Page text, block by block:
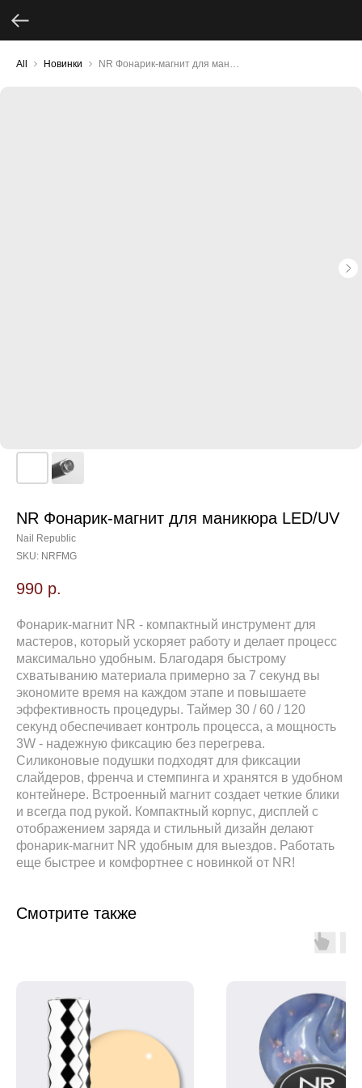
All Новинки
NR Фонарик-магнит для маникюра LED/UV
Nail Republic
SKU: NRFMG
990 р.
Фонарик-магнит NR - компактный инструмент для
мастеров, который ускоряет работу и делает процесс
максимально удобным. Благодаря быстрому
схватыванию материала примерно за 7 секунд вы
экономите время на каждом этапе и повышаете
эффективность процедуры. Таймер 30 / 60 / 120
секунд обеспечивает контроль процесса, а мощность
3W - надежную фиксацию без перегрева.
Силиконовые подушки подходят для фиксации
слайдеров, френча и стемпинга и хранятся в удобном
контейнере. Встроенный магнит создает четкие блики
и всегда под рукой. Компактный корпус, дисплей с
отображением заряда и стильный дизайн делают
фонарик-магнит NR удобным для выездов. Работать
еще быстрее и комфортнее с новинкой от NR!
Смотрите также